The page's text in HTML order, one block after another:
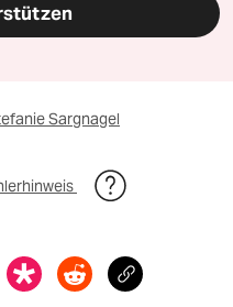
Sargnagel